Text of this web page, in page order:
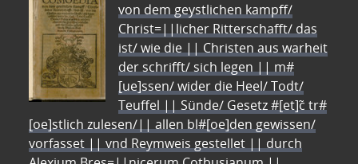
von dem geystlichen kampff/
Christ=||licher Ritterschafft/ das
ist/ wie die || Christen aus warheit
der schrifft/ sich legen || m#
[ue]ssen/ wider die Heel/ Todt/
Teuffel || Sünde/ Gesetz #[et]c̃ tr#
[oe]stlich zulesen/|| allen bl#[oe]den gewissen/
vorfasset || vnd Reymweis gestellet || durch